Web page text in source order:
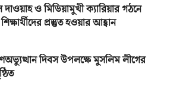
দাওয়াহ ও মিডিয়ামুখী ক্যারিয়ার গঠনে
প্রস্তুত হওয়ার আহ্বান
দিবস উপলক্ষে মুসলিম লীগের